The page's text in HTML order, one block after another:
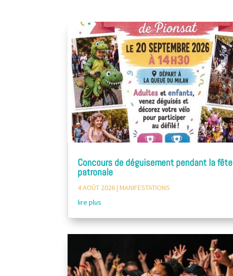
Concours de déguisement pendant la fête
patronale
4 AOÛT 2026|MANIFESTATIONS
lire plus